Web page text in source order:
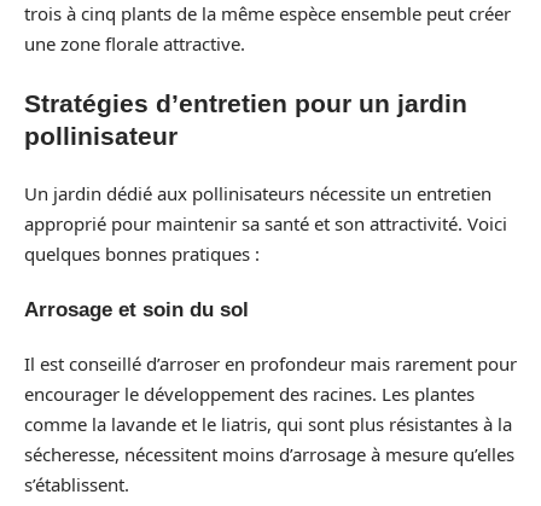
trois à cinq plants de la même espèce ensemble peut créer
une zone florale attractive.
Stratégies d’entretien pour un jardin
pollinisateur
Un jardin dédié aux pollinisateurs nécessite un entretien
approprié pour maintenir sa santé et son attractivité. Voici
quelques bonnes pratiques :
Arrosage et soin du sol
Il est conseillé d’arroser en profondeur mais rarement pour
encourager le développement des racines. Les plantes
comme la lavande et le liatris, qui sont plus résistantes à la
sécheresse, nécessitent moins d’arrosage à mesure qu’elles
s’établissent.